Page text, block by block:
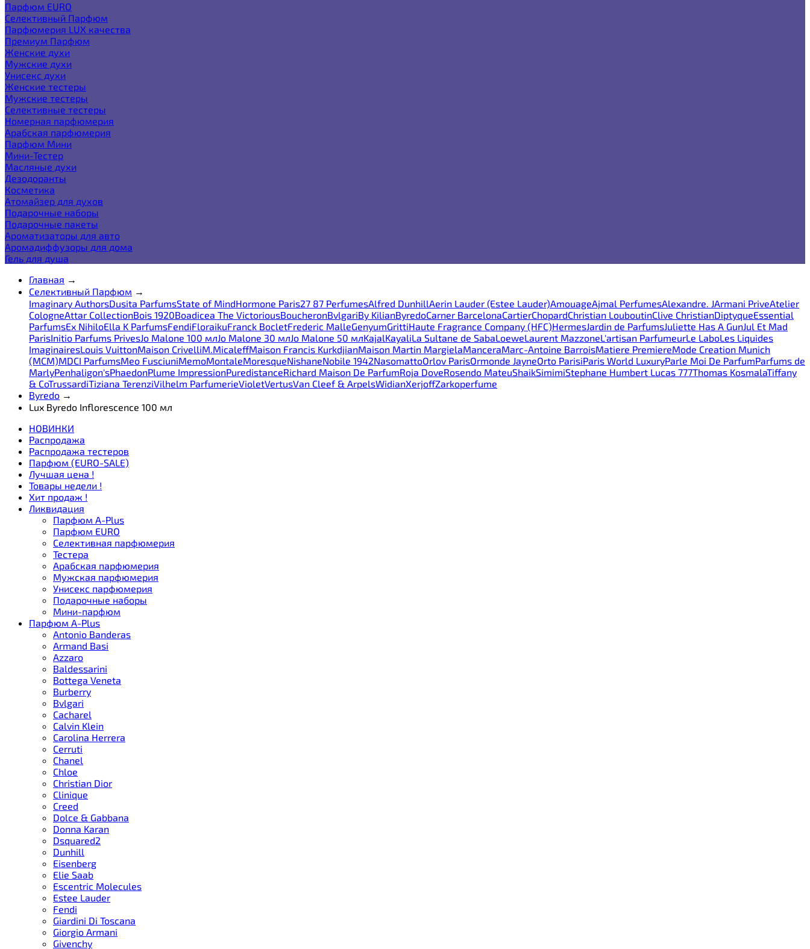
Парфюм EURO
Селективный Парфюм
Парфюмерия LUX качества
Премиум Парфюм
Женские духи
Мужские духи
Унисекс духи
Женские тестеры
Мужские тестеры
Селективные тестеры
Номерная парфюмерия
Арабская парфюмерия
Парфюм Мини
Мини-Тестер
Масляные духи
Дезодоранты
Косметика
Атомайзер для духов
Подарочные наборы
Подарочные пакеты
Ароматизаторы для авто
Аромадиффузоры для дома
Гель для душа
Главная →
Селективный Парфюм →
Imaginary AuthorsDusita ParfumsState of MindHormone Paris27 87 PerfumesAlfred DunhillAerin Lauder (Estee Lauder)AmouageAjmal PerfumesAlexandre. JArmani PriveAtelier
CologneAttar CollectionBois 1920Boadicea The VictoriousBoucheronBvlgariBy KilianByredoCarner BarcelonaCartierChopardChristian LouboutinClive ChristianDiptyqueEssential
ParfumsEx NihiloElla K ParfumsFendiFloraikuFranck BocletFrederic MalleGenyumGrittiHaute Fragrance Company (HFC)HermesJardin de ParfumsJuliette Has A GunJul Et Mad
ParisInitio Parfums PrivesJo Malone 100 млJo Malone 30 млJo Malone 50 млKajalKayaliLa Sultane de SabaLoeweLaurent MazzoneL'artisan ParfumeurLe LaboLes Liquides
ImaginairesLouis VuittonMaison CrivelliM.MicaleffMaison Francis KurkdjianMaison Martin MargielaManceraMarc-Antoine BarroisMatiere PremiereMode Creation Munich
(MCM)MDCI ParfumsMeo FusciuniMemoMontaleMoresqueNishaneNobile 1942NasomattoOrlov ParisOrmonde JayneOrto ParisiParis World LuxuryParle Moi De ParfumParfums de
MarlyPenhaligon'sPhaedonPlume ImpressionPuredistanceRichard Maison De ParfumRoja DoveRosendo MateuShaikSimimiStephane Humbert Lucas 777Thomas KosmalaTiffany
& CoTrussardiTiziana TerenziVilhelm ParfumerieVioletVertusVan Cleef & ArpelsWidianXerjoffZarkoperfume
Byredo →
Lux Byredo Inflorescence 100 мл
НОВИНКИ
Распродажа
Распродажа тестеров
Парфюм (EURO-SALE)
Лучшая цена !
Товары недели !
Хит продаж !
Ликвидация
Парфюм A-Plus
Парфюм EURO
Селективная парфюмерия
Тестера
Арабская парфюмерия
Мужская парфюмерия
Унисекс парфюмерия
Подарочные наборы
Мини-парфюм
Парфюм A-Plus
Antonio Banderas
Armand Basi
Azzaro
Baldessarini
Bottega Veneta
Burberry
Bvlgari
Cacharel
Calvin Klein
Carolina Herrera
Cerruti
Chanel
Chloe
Christian Dior
Clinique
Creed
Dolce & Gabbana
Donna Karan
Dsquared2
Dunhill
Eisenberg
Elie Saab
Escentric Molecules
Estee Lauder
Fendi
Giardini Di Toscana
Giorgio Armani
Givenchy